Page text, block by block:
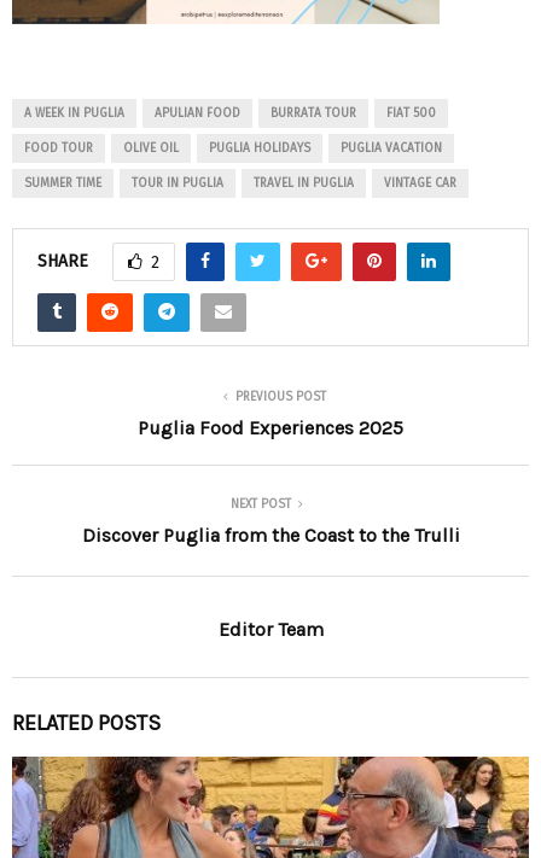
A WEEK IN PUGLIA APULIAN FOOD BURRATA TOUR FIAT 500
FOOD TOUR OLIVE OIL PUGLIA HOLIDAYS PUGLIA VACATION
SUMMER TIME TOUR IN PUGLIA TRAVEL IN PUGLIA VINTAGE CAR
SHARE 2
PREVIOUS POST
Puglia Food Experiences 2025
NEXT POST
Discover Puglia from the Coast to the Trulli
Editor Team
RELATED POSTS